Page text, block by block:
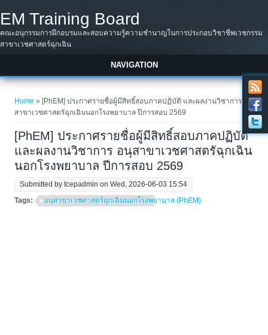
EM Training Board
คณะอนุกรรมการฝึกอบรมและสอบความรู้ความชำนาญในการประกอบวิชาชีพเวชกรรม
สาขาเวชศาสตร์ฉุกเฉิน
NAVIGATION
Home » [PhEM] ประกาศรายชื่อผู้มีสิทธิ์สอบภาคปฏิบัติ และผลงานวิชาการ อนุ
สาขาเวชศาสตรัฉุกเฉินนอกโรงพยาบาล ปีการสอบ 2569
[PhEM] ประกาศรายชื่อผู้มีสิทธิ์สอบภาคปฏิบัติ
และผลงานวิชาการ อนุสาขาเวชศาสตรัฉุกเฉิน
นอกโรงพยาบาล ปีการสอบ 2569
Submitted bytcepadmin on Wed, 2026-06-03 15:54
Tags:
อนุสาขาเวชศาสตร์ฉุกเฉินนอกโรงพยาบาล (PhEM)